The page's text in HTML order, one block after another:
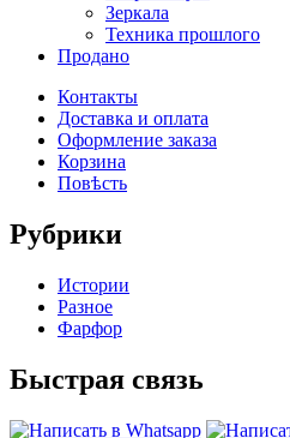
Зеркала
Техника прошлого
Продано
Контакты
Доставка и оплата
Оформление заказа
Корзина
Повѣсть
Рубрики
Истории
Разное
Фарфор
Быстрая связь